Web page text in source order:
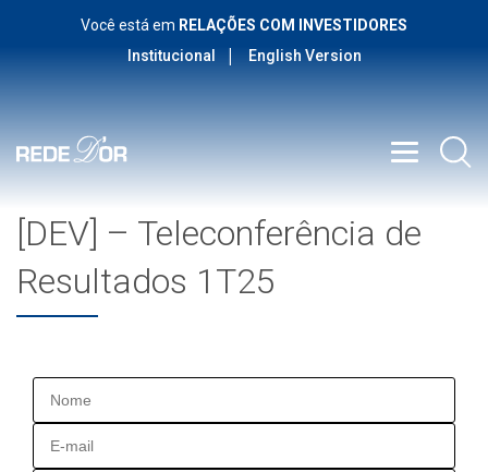
Você está em RELAÇÕES COM INVESTIDORES
Institucional
English Version
[DEV] – Teleconferência de
Resultados 1T25